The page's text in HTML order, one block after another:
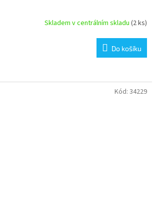
Skladem v centrálním skladu (2 ks)
Do košíku
Kód: 34229